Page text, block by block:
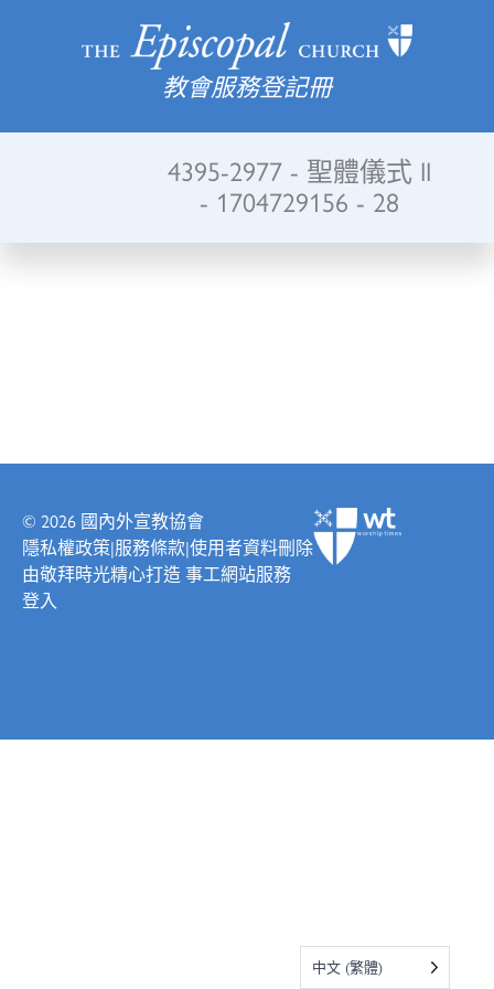
教會服務登記冊
4395-2977 - 聖體儀式 II
- 1704729156 - 28
© 2026 國內外宣教協會
隱私權政策|服務條款|使用者資料刪除
由敬拜時光精心打造 事工網站服務
登入
中文 (繁體)